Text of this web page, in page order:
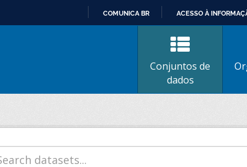
CONTEÚDO
COMUNICA BR ACESSO À
Conjuntos de
dados